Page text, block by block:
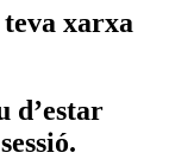
xarxa
d’estar